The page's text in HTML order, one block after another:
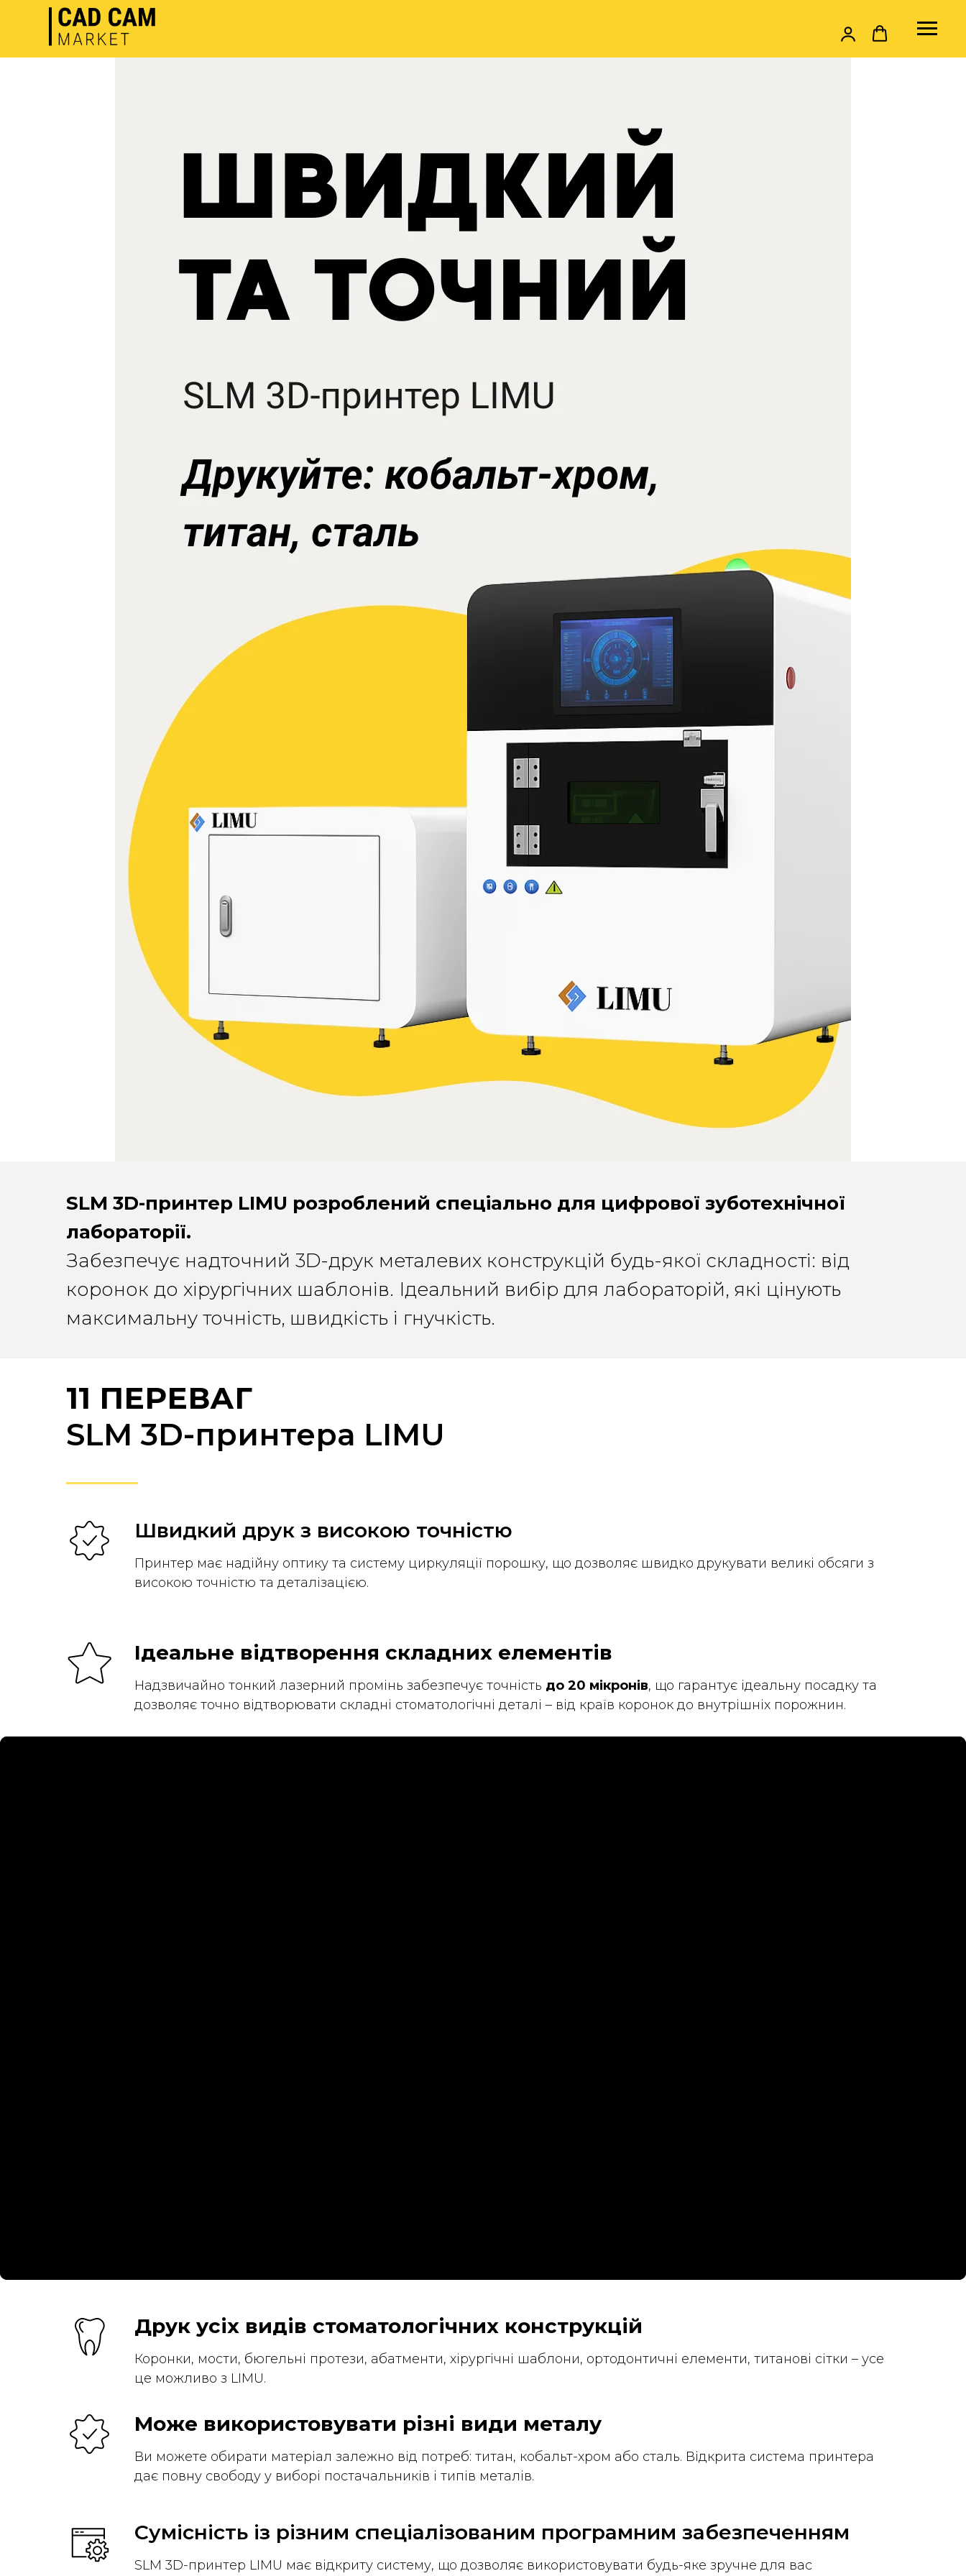
SLM 3D-принтер LIMU розроблений спеціально для цифрової зуботехнічної
лабораторії.
Забезпечує надточний 3D-друк металевих конструкцій будь-якої складності: від
коронок до хірургічних шаблонів. Ідеальний вибір для лабораторій, які цінують
максимальну точність, швидкість і гнучкість.
11 ПЕРЕВАГ
SLM 3D-принтера LIMU
Швидкий друк з високою точністю
Принтер має надійну оптику та систему циркуляції порошку, що дозволяє швидко друкувати великі обсяги з
високою точністю та деталізацією.
Ідеальне відтворення складних елементів
Надзвичайно тонкий лазерний промінь забезпечує точність до 20 мікронів, що гарантує ідеальну посадку та
дозволяє точно відтворювати складні стоматологічні деталі – від країв коронок до внутрішніх порожнин.
Друк усіх видів стоматологічних конструкцій
Коронки, мости, бюгельні протези, абатменти, хірургічні шаблони, ортодонтичні елементи, титанові сітки – усе
це можливо з LIMU.
Може використовувати різні види металу
Ви можете обирати матеріал залежно від потреб: титан, кобальт-хром або сталь. Відкрита система принтера
дає повну свободу у виборі постачальників і типів металів.
Сумісність із різним спеціалізованим програмним забезпеченням
SLM 3D-принтер LIMU має відкриту систему, що дозволяє використовувати будь-яке зручне для вас